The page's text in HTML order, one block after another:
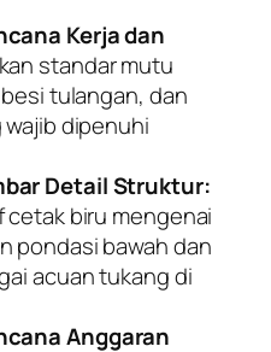
Kerja dan
standar mutu
tulangan, dan
dipenuhi
Detail Struktur:
cetak biru mengenai
pondasi bawah dan
acuan tukang di
Anggaran